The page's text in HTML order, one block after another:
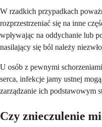
W rzadkich przypadkach
rozprzestrzeniać się na inne
wpływając na oddychanie lub
nasilający się ból należy
U osób z pewnymi
serca, infekcje jamy ustnej
zarządzanie ich podstawowym
Czy znieczulenie